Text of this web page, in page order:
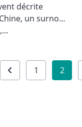
décrite
un surnom
1 2